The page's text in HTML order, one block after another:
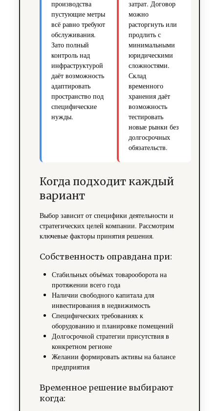
производства
пустующие метры
всё равно требуют
обслуживания.
Зато полный
контроль над
инфраструктурой
даёт возможность
адаптировать
пространство под
специфические
нужды.
затрат. Договор
можно
расторгнуть или
продлить с
минимальными
юридическими
сложностями.
Склад
временного
хранения даёт
возможность
тестировать
новые рынки без
долгосрочных
обязательств.
Когда подходит каждый
вариант
Выбор зависит от специфики деятельности и
стратегических целей компании. Рассмотрим
ключевые факторы принятия решения.
Собственность оправдана при:
Стабильных объёмах товарооборота на
протяжении всего года
Наличии свободного капитала для
инвестирования в недвижимость
Специфических требованиях к
оборудованию и планировке помещений
Долгосрочной стратегии присутствия в
конкретном регионе
Желании формировать активы на балансе
предприятия
Временное решение выбирают
когда: